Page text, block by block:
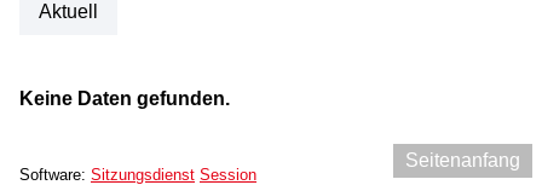
Aktuell
Keine Daten gefunden.
Seitenanfang
Software: Sitzungsdienst Session